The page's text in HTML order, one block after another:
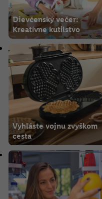
Dievčenský večer:
Kreatívne kutilstvo
Vyhláste vojnu zvyškom
cesta